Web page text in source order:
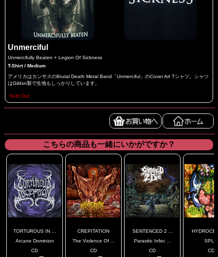
Unmerciful
Unmercifully Beaten + Legion Of Sickness
T-Shirt / Medium
アメリカはカンサスのBrutal Death Metal Band「Unmerciful」のCover Art Tシャツ。シャツ
はGildsn製で生地もしっかりしています。
Sold Out
こちらの商品も一緒にいかがですか？
TORTUROUS IN ...
Arcane Dominion
CD
CREPITATION
The Violence Of ...
CD
SENTENCED 2 ...
Parasitic Infec ...
CD
SPLIT
CD